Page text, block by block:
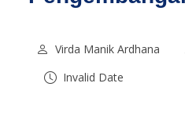
Virda Manik Ardhana
Invalid Date